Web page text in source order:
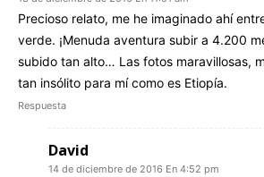
Precioso relato, me he imaginado ahí
verde. ¡Menuda aventura subir a 4.200
subido tan alto… Las fotos maravillosas,
tan insólito para mí como es Etiopía.
Respuesta
David
14 de diciembre de 2016 En 4:52 pm